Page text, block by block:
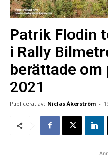
Patrik Flodin
i Rally
berättade om
2021
Publicerat av: Niclas Åkerström -